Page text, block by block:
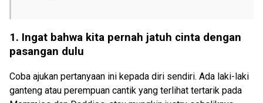
1. Ingat bahwa kita pernah jatuh cinta dengan
pasangan dulu
Coba ajukan pertanyaan ini kepada diri sendiri. Ada laki-laki
ganteng atau perempuan cantik yang terlihat tertarik pada